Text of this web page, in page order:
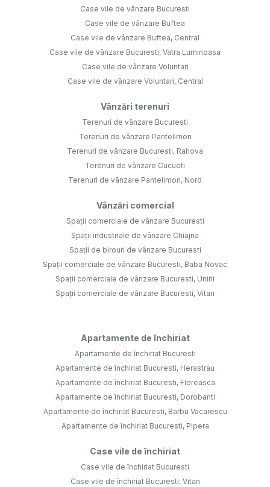
Case vile de vânzare Bucuresti
Case vile de vânzare Buftea
Case vile de vânzare Buftea, Central
Case vile de vânzare Bucuresti, Vatra Luminoasa
Case vile de vânzare Voluntari
Case vile de vânzare Voluntari, Central
Vânzări terenuri
Terenuri de vânzare Bucuresti
Terenuri de vânzare Pantelimon
Terenuri de vânzare Bucuresti, Rahova
Terenuri de vânzare Cucueti
Terenuri de vânzare Pantelimon, Nord
Vânzări comercial
Spații comerciale de vânzare Bucuresti
Spații industriale de vânzare Chiajna
Spații de birouri de vânzare Bucuresti
Spații comerciale de vânzare Bucuresti, Baba Novac
Spații comerciale de vânzare Bucuresti, Unirii
Spații comerciale de vânzare Bucuresti, Vitan
Apartamente de închiriat
Apartamente de închiriat Bucuresti
Apartamente de închiriat Bucuresti, Herastrau
Apartamente de închiriat Bucuresti, Floreasca
Apartamente de închiriat Bucuresti, Dorobanti
Apartamente de închiriat Bucuresti, Barbu Vacarescu
Apartamente de închiriat Bucuresti, Pipera
Case vile de închiriat
Case vile de închiriat Bucuresti
Case vile de închiriat Bucuresti, Vitan